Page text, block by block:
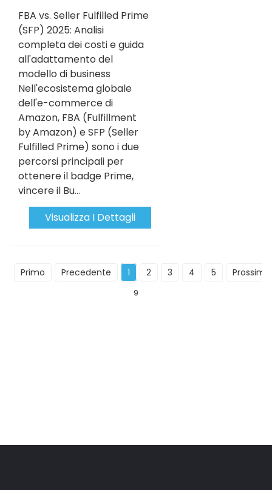
FBA vs. Seller Fulfilled Prime
(SFP) 2025: Analisi
completa dei costi e guida
all'adattamento del
modello di business
Nell'ecosistema globale
dell'e-commerce di
Amazon, FBA (Fulfillment
by Amazon) e SFP (Seller
Fulfilled Prime) sono i due
percorsi principali per
ottenere il badge Prime,
vincere il Bu...
Visualizza I Dettagli
Primo Precedente 1 2 3 4 5 Prossimo
9